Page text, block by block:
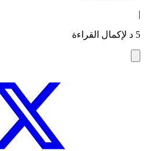
|
5 د لإكمال القراءة